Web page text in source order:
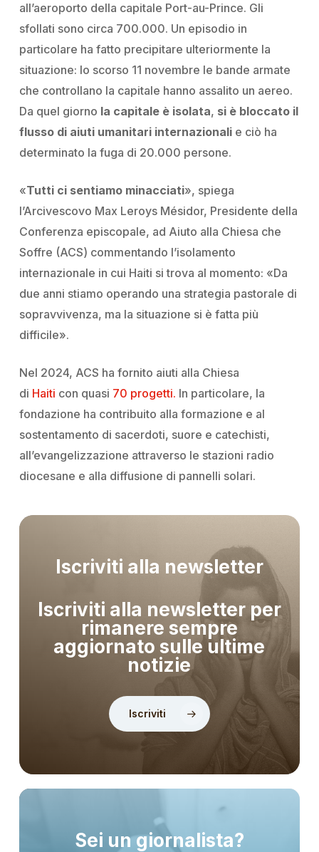
all’aeroporto della capitale Port-au-Prince. Gli
sfollati sono circa 700.000. Un episodio in
particolare ha fatto precipitare ulteriormente la
situazione: lo scorso 11 novembre le bande armate
che controllano la capitale hanno assalito un aereo.
Da quel giorno la capitale è isolata, si è bloccato il
flusso di aiuti umanitari internazionali e ciò ha
determinato la fuga di 20.000 persone.
«Tutti ci sentiamo minacciati», spiega
l’Arcivescovo Max Leroys Mésidor, Presidente della
Conferenza episcopale, ad Aiuto alla Chiesa che
Soffre (ACS) commentando l’isolamento
internazionale in cui Haiti si trova al momento: «Da
due anni stiamo operando una strategia pastorale di
sopravvivenza, ma la situazione si è fatta più
difficile».
Nel 2024, ACS ha fornito aiuti alla Chiesa
di Haiti con quasi 70 progetti. In particolare, la
fondazione ha contribuito alla formazione e al
sostentamento di sacerdoti, suore e catechisti,
all’evangelizzazione attraverso le stazioni radio
diocesane e alla diffusione di pannelli solari.
Iscriviti alla newsletter
Iscriviti alla newsletter per
rimanere sempre
aggiornato sulle ultime
notizie
Iscriviti
Sei un giornalista?